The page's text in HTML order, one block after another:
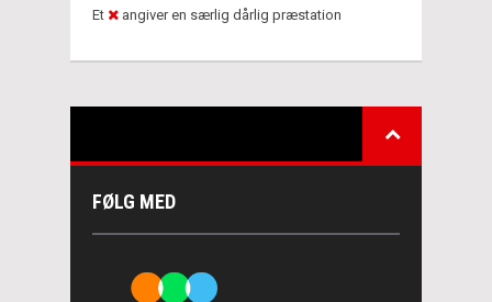
Et
angiver en særlig dårlig præstation
FØLG MED